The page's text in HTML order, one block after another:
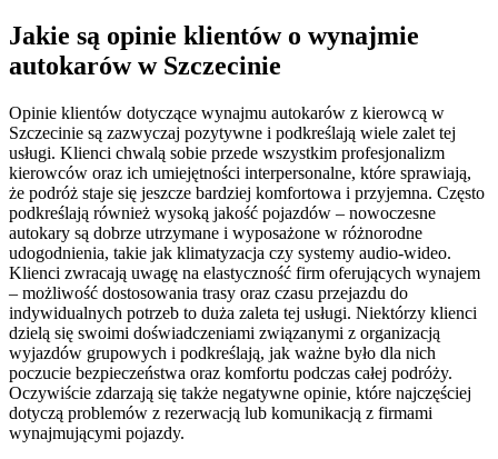
Jakie są opinie klientów o wynajmie
autokarów w Szczecinie
Opinie klientów dotyczące wynajmu autokarów z kierowcą w
Szczecinie są zazwyczaj pozytywne i podkreślają wiele zalet tej
usługi. Klienci chwalą sobie przede wszystkim profesjonalizm
kierowców oraz ich umiejętności interpersonalne, które sprawiają,
że podróż staje się jeszcze bardziej komfortowa i przyjemna. Często
podkreślają również wysoką jakość pojazdów – nowoczesne
autokary są dobrze utrzymane i wyposażone w różnorodne
udogodnienia, takie jak klimatyzacja czy systemy audio-wideo.
Klienci zwracają uwagę na elastyczność firm oferujących wynajem
– możliwość dostosowania trasy oraz czasu przejazdu do
indywidualnych potrzeb to duża zaleta tej usługi. Niektórzy klienci
dzielą się swoimi doświadczeniami związanymi z organizacją
wyjazdów grupowych i podkreślają, jak ważne było dla nich
poczucie bezpieczeństwa oraz komfortu podczas całej podróży.
Oczywiście zdarzają się także negatywne opinie, które najczęściej
dotyczą problemów z rezerwacją lub komunikacją z firmami
wynajmującymi pojazdy.